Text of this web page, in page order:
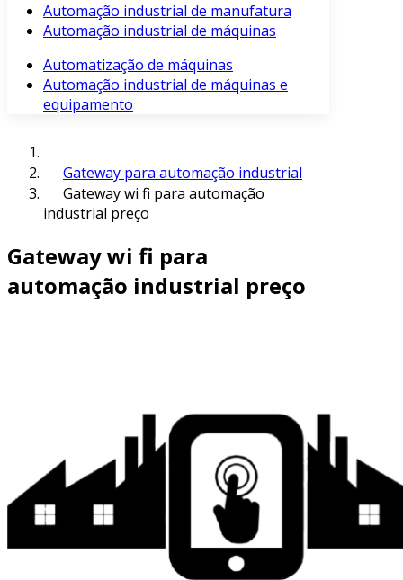
Automação industrial de manufatura
Automação industrial de máquinas
Automatização de máquinas
Automação industrial de máquinas e
equipamento
Gateway para automação industrial
Gateway wi fi para automação
industrial preço
Gateway wi fi para
automação industrial preço